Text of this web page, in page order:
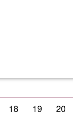
Página
18 Página
19 20